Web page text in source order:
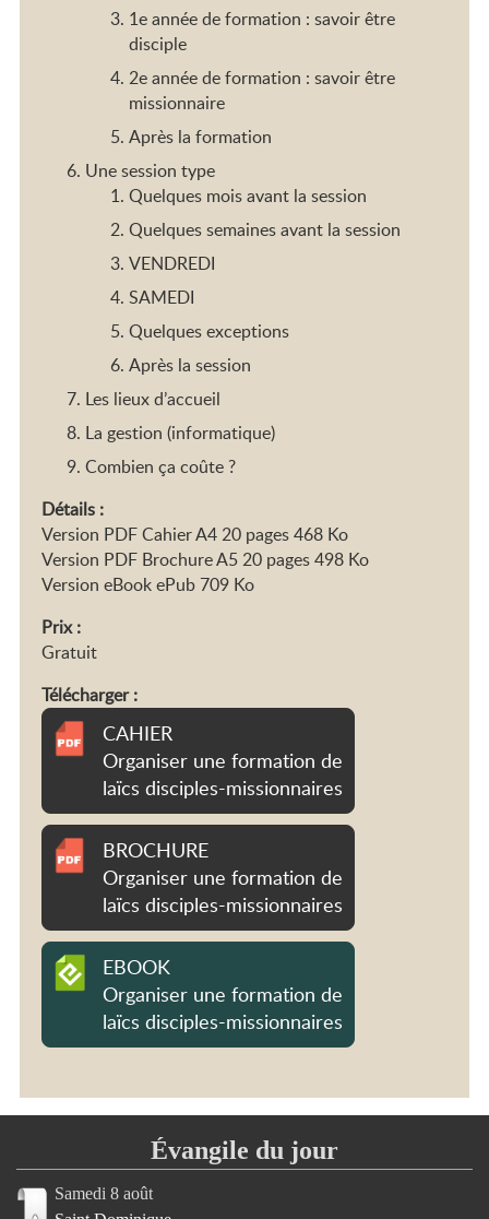
1e année de formation : savoir être
disciple
2e année de formation : savoir être
missionnaire
Après la formation
Une session type
Quelques mois avant la session
Quelques semaines avant la session
VENDREDI
SAMEDI
Quelques exceptions
Après la session
Les lieux d’accueil
La gestion (informatique)
Combien ça coûte ?
Détails :
Version PDF Cahier A4 20 pages 468 Ko
Version PDF Brochure A5 20 pages 498 Ko
Version eBook ePub 709 Ko
Prix :
Gratuit
Télécharger :
CAHIER
Organiser une formation de
laïcs disciples-missionnaires
BROCHURE
Organiser une formation de
laïcs disciples-missionnaires
EBOOK
Organiser une formation de
laïcs disciples-missionnaires
Évangile du jour
Samedi 8 août